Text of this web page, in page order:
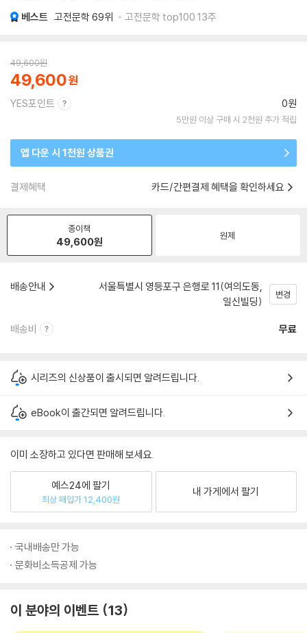
베스트 고전문학 69위 고전문학 top100 13주
49,600원
49,600
YES포인트 0원
5만원 이상 구매 시 2천원 추가 적립
앱 다운 시 1천원 상품권
결제혜택 카드/간편결제 혜택을 확인하세요
종이책
49,600원 원제
배송안내
서울특별시 영등포구 은행로 11(여의도동,
일신빌딩)
변경
배송비 무료
시리즈의 신상품이 출시되면 알려드립니다.
eBook이 출간되면 알려드립니다.
이미 소장하고 있다면 판매해 보세요.
예스24에 팔기
최상 매입가 12,400원
내 가게에서 팔기
국내배송만 가능
문화비소득공제 가능
이 분야의 이벤트 13